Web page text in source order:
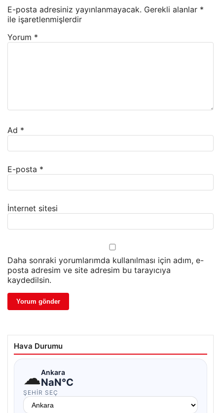
E-posta adresiniz yayınlanmayacak. Gerekli alanlar *
ile işaretlenmişlerdir
Yorum *
Ad *
E-posta *
İnternet sitesi
Daha sonraki yorumlarımda kullanılması için adım, e-
posta adresim ve site adresim bu tarayıcıya
kaydedilsin.
Hava Durumu
☁Ankara
NaN°C
ŞEHIR SEÇ